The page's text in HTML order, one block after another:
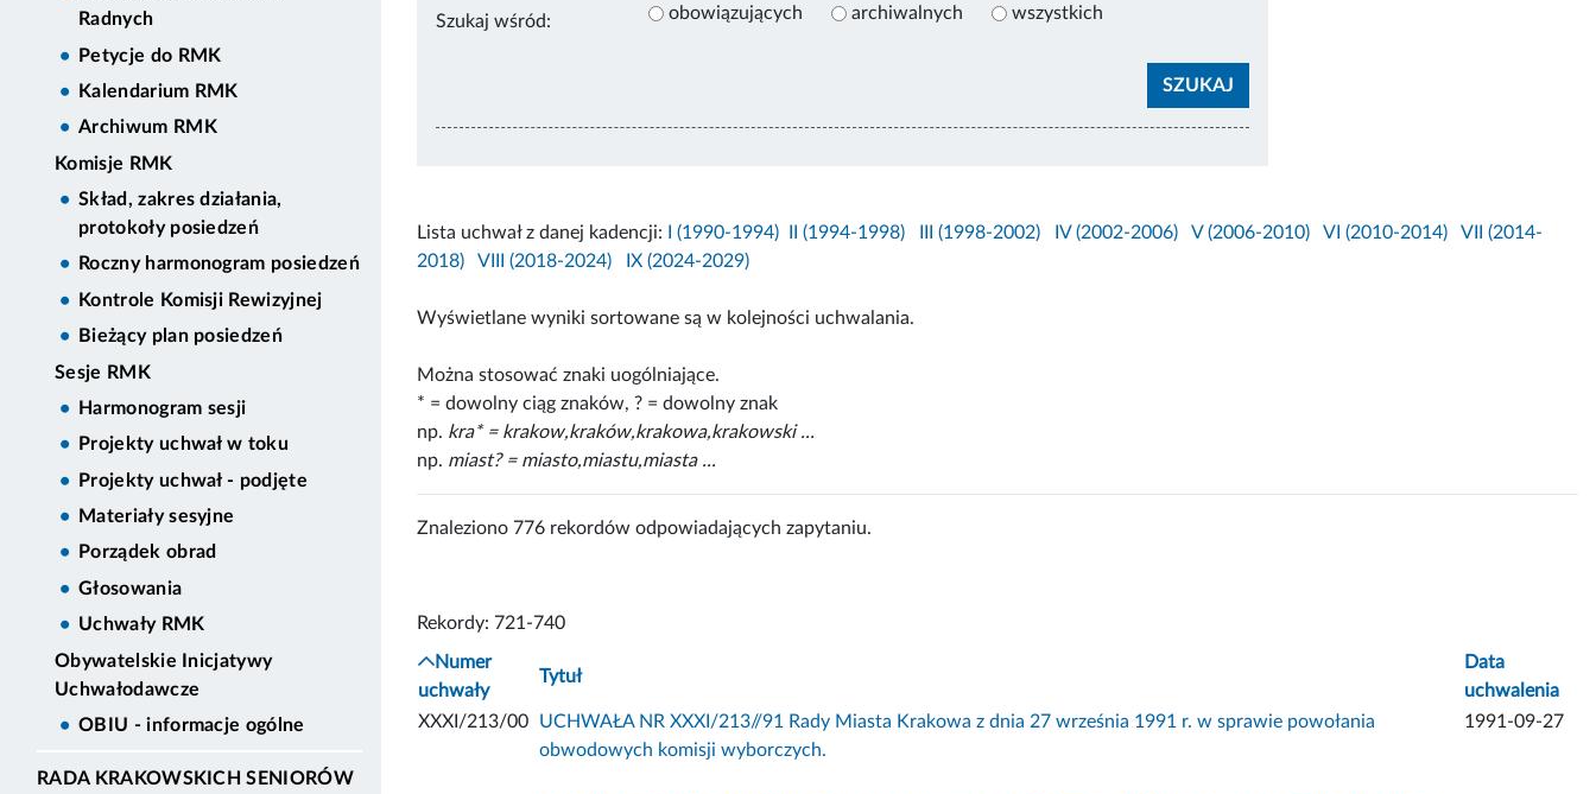
Radnych
Petycje do RMK
Kalendarium RMK
Archiwum RMK
Komisje RMK
Skład, zakres działania,
protokoły posiedzeń
Roczny harmonogram posiedzeń
Kontrole Komisji Rewizyjnej
Bieżący plan posiedzeń
Sesje RMK
Harmonogram sesji
Projekty uchwał w toku
Projekty uchwał - podjęte
Materiały sesyjne
Porządek obrad
Głosowania
Uchwały RMK
Obywatelskie Inicjatywy
Uchwałodawcze
OBIU - informacje ogólne
RADA KRAKOWSKICH SENIORÓW
Szukaj wśród: obowiązujących archiwalnych wszystkich
Lista uchwał z danej kadencji: I (1990-1994) II (1994-1998) III (1998-2002) IV (2002-2006) V (2006-2010) VI (2010-2014)
VII (2014-
2018)
VIII (2018-2024) IX (2024-2029)
Wyświetlane wyniki sortowane są w kolejności uchwalania.
Można stosować znaki uogólniające.
* = dowolny ciąg znaków, ? = dowolny znak
np. kra* = krakow,kraków,krakowa,krakowski ...
np. miast? = miasto,miastu,miasta ...
Znaleziono 776 rekordów odpowiadających zapytaniu.
Rekordy: 721-740
Numer
uchwały
Tytuł
Data
uchwalenia
XXXI/213/00
UCHWAŁA NR XXXI/213//91 Rady Miasta Krakowa z dnia 27 września 1991 r. w sprawie powołania
obwodowych komisji wyborczych.
1991-09-27